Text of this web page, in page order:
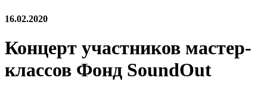
16.02.2020
Концерт участников мастер-
классов Фонд SoundOut